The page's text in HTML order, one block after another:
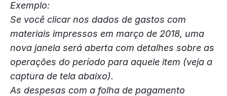
Exemplo:
Se você clicar nos dados de gastos com
materiais impressos em março de 2018, uma
nova janela será aberta com detalhes sobre as
operações do período para aquele item (veja a
captura de tela abaixo).
As despesas com a folha de pagamento